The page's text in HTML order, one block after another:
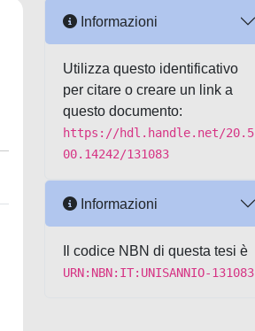
Informazioni
Utilizza questo identificativo
per citare o creare un link a
questo documento:
https://hdl.handle.net/20.5
00.14242/131083
Informazioni
Il codice NBN di questa tesi è
URN:NBN:IT:UNISANNIO-131083